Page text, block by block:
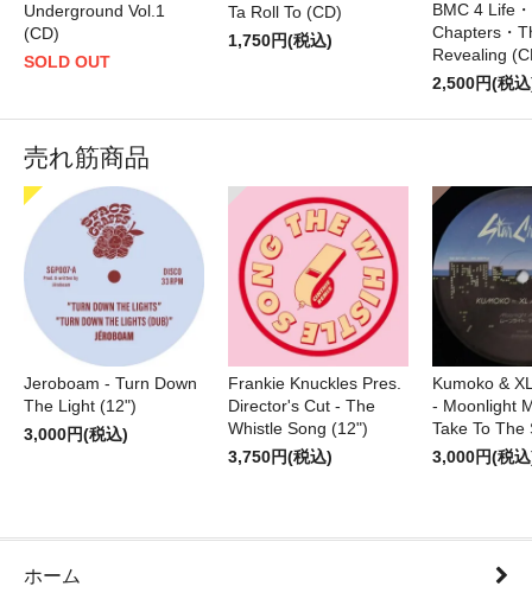
Underground Vol.1
(CD)
SOLD OUT
Ta Roll To (CD)
1,750円(税込)
BMC 4 Life
Chapters・
Revealing
2,500円(税
売れ筋商品
Jeroboam - Turn Down
The Light (12")
3,000円(税込)
Frankie Knuckles Pres.
Director's Cut - The
Whistle Song (12")
3,750円(税込)
Kumoko &
- Moonlight
Take To The
3,000円(税
ホーム